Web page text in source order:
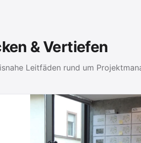
& Vertiefen
Leitfäden rund um